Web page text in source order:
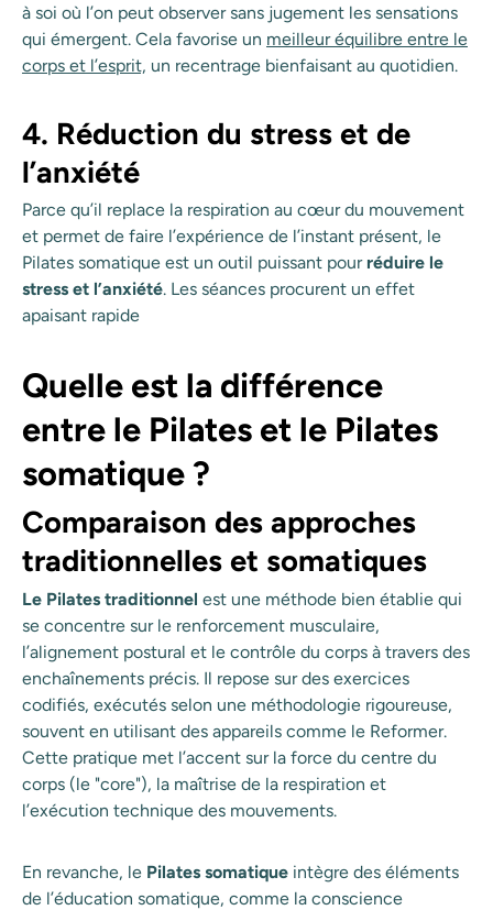
à soi où l’on peut observer sans jugement les sensations
qui émergent. Cela favorise un meilleur équilibre entre le
corps et l’esprit, un recentrage bienfaisant au quotidien.
4. Réduction du stress et de
l’anxiété
Parce qu’il replace la respiration au cœur du mouvement
et permet de faire l’expérience de l’instant présent, le
Pilates somatique est un outil puissant pour réduire le
stress et l’anxiété. Les séances procurent un effet
apaisant rapide
Quelle est la différence
entre le Pilates et le Pilates
somatique ?
Comparaison des approches
traditionnelles et somatiques
Le Pilates traditionnel est une méthode bien établie qui
se concentre sur le renforcement musculaire,
l’alignement postural et le contrôle du corps à travers des
enchaînements précis. Il repose sur des exercices
codifiés, exécutés selon une méthodologie rigoureuse,
souvent en utilisant des appareils comme le Reformer.
Cette pratique met l’accent sur la force du centre du
corps (le "core"), la maîtrise de la respiration et
l’exécution technique des mouvements.
En revanche, le Pilates somatique intègre des éléments
de l’éducation somatique, comme la conscience